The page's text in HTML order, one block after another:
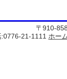
〒910-
:0776-21-1111 ホー